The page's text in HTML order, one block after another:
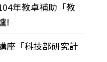
年教卓補助「教
!
座「科技部研究計